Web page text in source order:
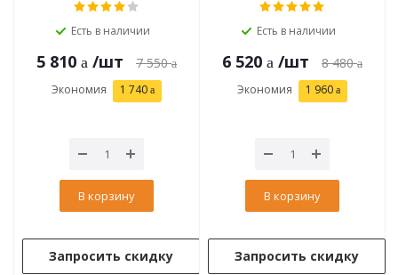
Есть в наличии
5 810 /шт 7 550
Экономия 1 740
В корзину
Запросить скидку
Есть в наличии
6 520 /шт 8 480
Экономия 1 960
В корзину
Запросить скидку